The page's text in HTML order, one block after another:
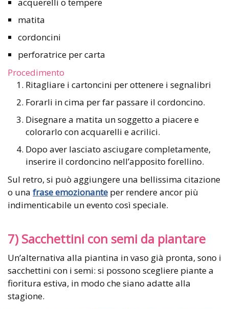
matita
cordoncini
perforatrice per carta
Procedimento
Ritagliare i cartoncini per ottenere i segnalibri
Forarli in cima per far passare il cordoncino.
Disegnare a matita un soggetto a piacere e
colorarlo con acquarelli e acrilici.
Dopo aver lasciato asciugare completamente,
inserire il cordoncino nell’apposito forellino.
Sul retro, si può aggiungere una bellissima citazione
o una frase emozionante per rendere ancor più
indimenticabile un evento così speciale.
7) Sacchettini con semi da piantare
Un’alternativa alla piantina in vaso già pronta, sono i
sacchettini con i semi: si possono scegliere piante a
fioritura estiva, in modo che siano adatte alla
stagione.